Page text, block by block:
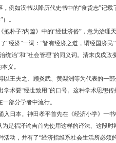
，例如汉书以降历代史书中的“食货志”记载
。
朴子?内篇》中的“经世济俗”，意为治理
“经济”一词：“皆有经济之道，谓经国济民
统治”和“社会管理”的同义词。清末戊戌政
义。
以王夫之、顾炎武、黄梨洲等为代表的一
术要“经世致用”的口号。这种学术思想传
部分学者中流行。
入日本。神田孝平首先在《经济小学》一
为是福泽谕吉首先使用这样的译法。这段
活动，并有了“经济指维系社会生活所必须